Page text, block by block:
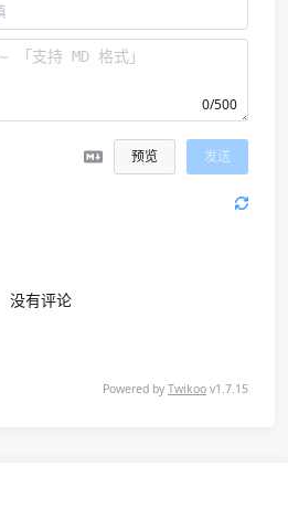
0/500
预览 发送
没有评论
Powered by Twikoo v1.7.15